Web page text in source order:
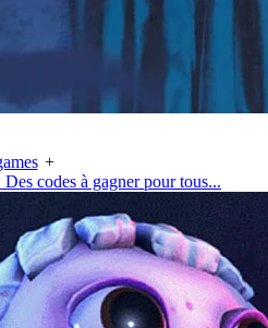
+
codes à gagner pour tous...